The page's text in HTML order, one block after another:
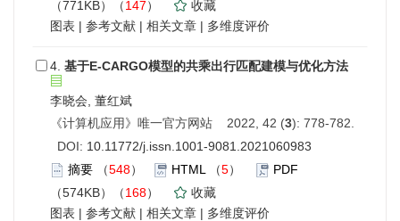
（771KB）（147）
收藏
图表 | 参考文献 | 相关文章 | 多维度评价
4. 基于E-CARGO模型的共乘出行匹配建模与优化方法
李晓会, 董红斌
《计算机应用》唯一官方网站 2022, 42 (3): 778-782.
DOI: 10.11772/j.issn.1001-9081.2021060983
摘要 （548） HTML （5）
PDF
（574KB）（168）
收藏
图表 | 参考文献 | 相关文章 | 多维度评价